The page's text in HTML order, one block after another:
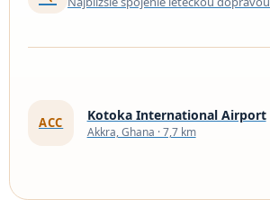
ACC Kotoka International Airport
Akkra, Ghana · 7,7 km